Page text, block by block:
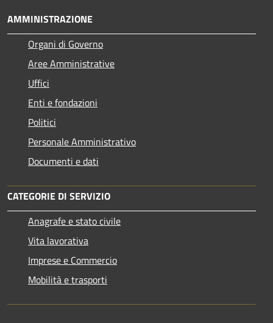
AMMINISTRAZIONE
Organi di Governo
Aree Amministrative
Uffici
Enti e fondazioni
Politici
Personale Amministrativo
Documenti e dati
CATEGORIE DI SERVIZIO
Anagrafe e stato civile
Vita lavorativa
Imprese e Commercio
Mobilità e trasporti